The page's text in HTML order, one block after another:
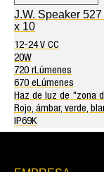
J.W. Speaker
x 10
12-24 V CC
20W
720 rLúmenes
670 eLúmenes
Haz de luz de "zona
Rojo, ámbar, verde,
IP69K